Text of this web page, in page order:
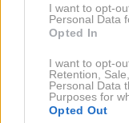
I want to opt-
Personal Data
Opted In
I want to opt-
Retention,
Personal Data
Purposes for
Opted Out